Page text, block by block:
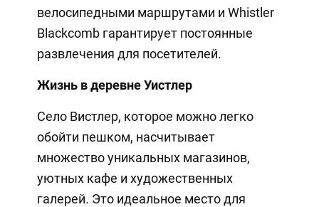
велосипедными маршрутами и Whistler
Blackcomb гарантирует постоянные
развлечения для посетителей.
Жизнь в деревне Уистлер
Село Вистлер, которое можно легко
обойти пешком, насчитывает
множество уникальных магазинов,
уютных кафе и художественных
галерей. Это идеальное место для